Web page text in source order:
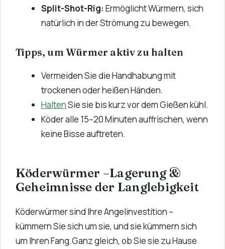
Split-Shot-Rig:Ermöglicht Würmern, sich
natürlich in der Strömung zu bewegen.
Tipps, um Würmer aktiv zu halten
Vermeiden Sie die Handhabung mit
trockenen oder heißen Händen.
HaltenSie sie bis kurz vor dem Gießen kühl.
Köder alle 15–20 Minuten auffrischen, wenn
keine Bisse auftreten.
Köderwürmer –Lagerung &
Geheimnisse der Langlebigkeit
Köderwürmer sind Ihre Angelinvestition –
kümmern Sie sich um sie, und sie kümmern sich
um Ihren Fang.Ganz gleich, ob Sie sie zu Hause